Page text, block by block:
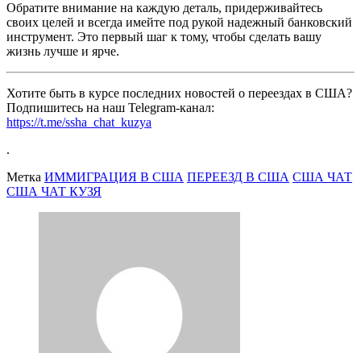
Обратите внимание на каждую деталь, придерживайтесь
своих целей и всегда имейте под рукой надежный банковский
инструмент. Это первый шаг к тому, чтобы сделать вашу
жизнь лучше и ярче.
Хотите быть в курсе последних новостей о переездах в США?
Подпишитесь на наш Telegram-канал:
https://t.me/ssha_chat_kuzya
.
Метка ИММИГРАЦИЯ В США ПЕРЕЕЗД В США США ЧАТ
США ЧАТ КУЗЯ